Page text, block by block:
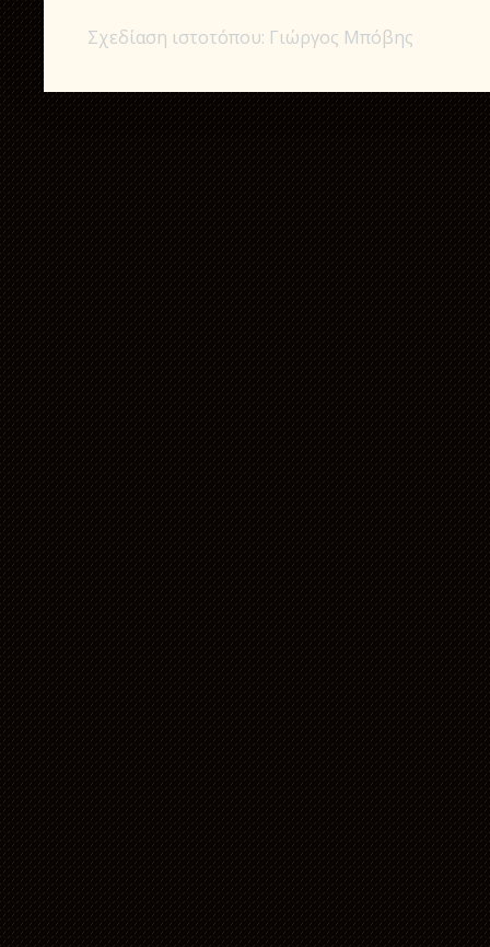
Σχεδίαση ιστοτόπου: Γιώργος Μπόβης